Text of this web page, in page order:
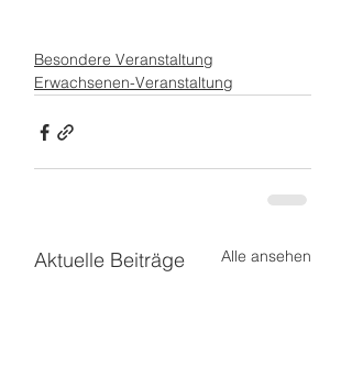
Besondere Veranstaltung
Erwachsenen-Veranstaltung
Aktuelle Beiträge Alle ansehen